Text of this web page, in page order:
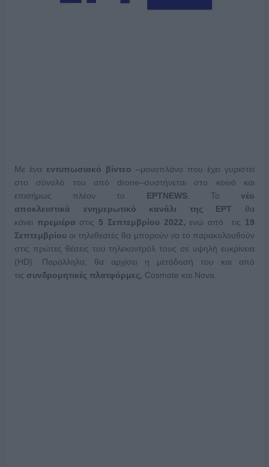
Με ένα εντυπωσιακό βίντεο –μονοπλάνο που έχει γυριστεί
στο σύνολό του από drone–συστήνεται στο κοινό και
επισήμως πλέον το EΡΤΝΕWS. Το νέο
αποκλειστικά
ενημερωτικό κανάλι της ΕΡΤ θα
κάνει πρεμιέρα στις 5 Σεπτεμβρίου 2022, ενώ από τις 19
Σεπτεμβρίου oι τηλεθεατές θα μπορούν να το παρακολουθούν
στις πρώτες θέσεις του τηλεκοντρόλ τους σε υψηλή ευκρίνεια
(HD). Παράλληλα, θα αρχίσει η μετάδοσή του και από
τις συνδρομητικές πλατφόρμες, Cosmote και Nova.